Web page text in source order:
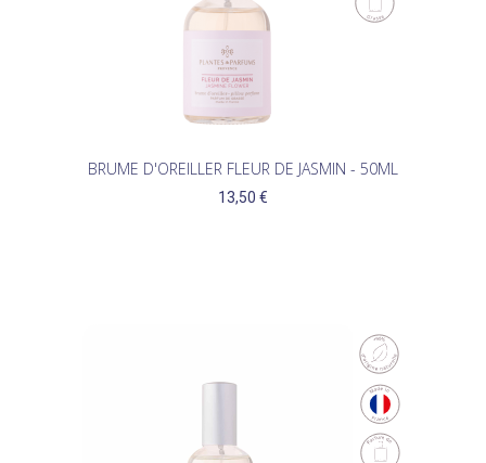
BRUME D'OREILLER FLEUR DE JASMIN - 50ML
13,50 €